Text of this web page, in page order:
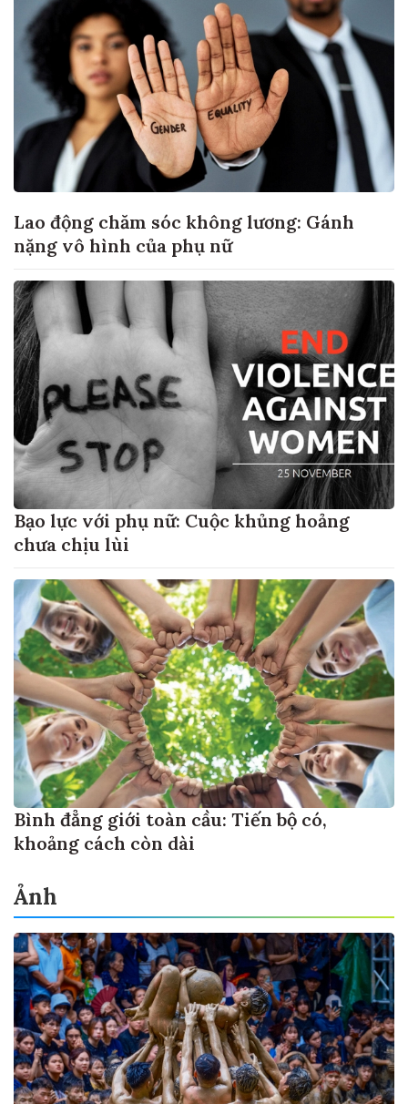
Lao động chăm sóc không lương: Gánh
nặng vô hình của phụ nữ
Bạo lực với phụ nữ: Cuộc khủng hoảng
chưa chịu lùi
Bình đẳng giới toàn cầu: Tiến bộ có,
khoảng cách còn dài
Ảnh